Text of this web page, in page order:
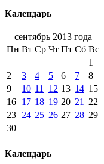
Календарь
сентябрь 2013 года
Пн Вт Ср Чт Пт Сб Вс
1
2
3 4 5 6 7
8
9
10 11 12 13 14 15
16 17 18 19 20 21
22
23 24 25 26 27 28 29
30
Календарь